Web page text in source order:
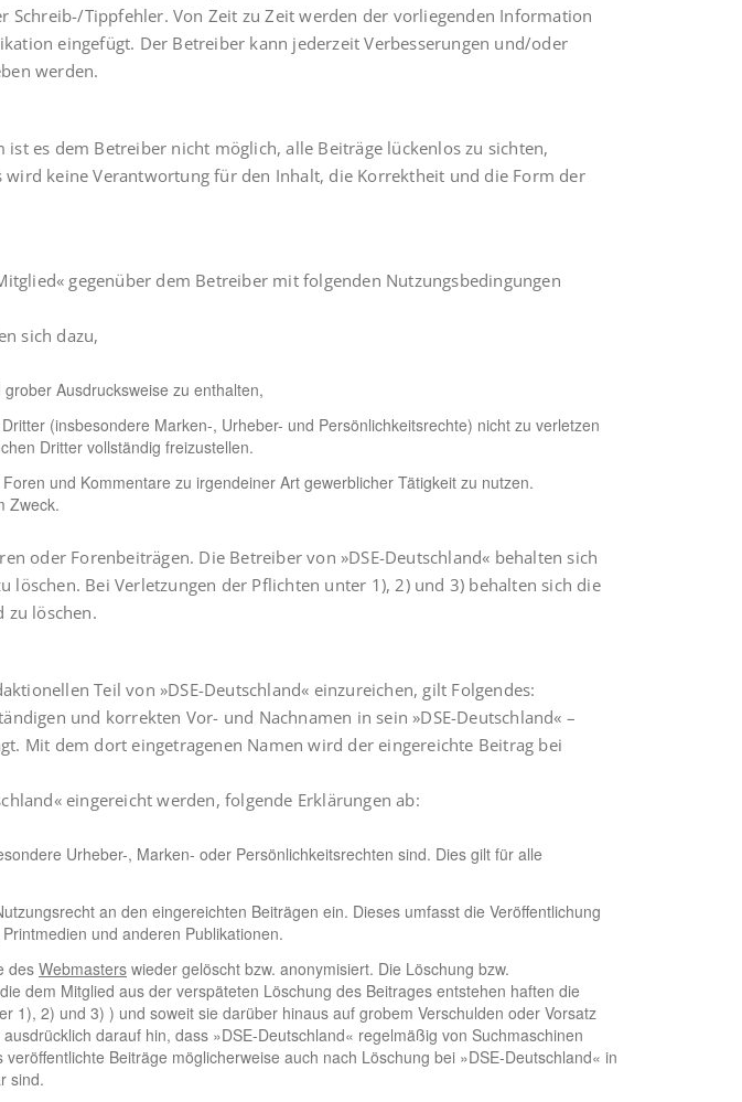
Tippfehler. Von Zeit zu Zeit werden der vorliegenden Information
eingefügt. Der Betreiber kann jederzeit Verbesserungen und/oder
werden.
es dem Betreiber nicht möglich, alle Beiträge lückenlos zu sichten,
keine Verantwortung für den Inhalt, die Korrektheit und die Form der
gegenüber dem Betreiber mit folgenden Nutzungsbedingungen
sich dazu,
Ausdrucksweise zu enthalten,
(insbesondere Marken-, Urheber- und Persönlichkeitsrechte) nicht zu verletzen
Dritter vollständig freizustellen.
und Kommentare zu irgendeiner Art gewerblicher Tätigkeit zu nutzen.
Zweck.
oder Forenbeiträgen. Die Betreiber von »DSE-Deutschland« behalten sich
Bei Verletzungen der Pflichten unter 1), 2) und 3) behalten sich die
zu löschen.
Teil von »DSE-Deutschland« einzureichen, gilt Folgendes:
und korrekten Vor- und Nachnamen in sein »DSE-Deutschland« –
Mit dem dort eingetragenen Namen wird der eingereichte Beitrag bei
eingereicht werden, folgende Erklärungen ab:
Urheber-, Marken- oder Persönlichkeitsrechten sind. Dies gilt für alle
an den eingereichten Beiträgen ein. Dieses umfasst die Veröffentlichung
und anderen Publikationen.
des Webmasters wieder gelöscht bzw. anonymisiert. Die Löschung bzw.
dem Mitglied aus der verspäteten Löschung des Beitrages entstehen haften die
1), 2) und 3) ) und soweit sie darüber hinaus auf grobem Verschulden oder Vorsatz
darauf hin, dass »DSE-Deutschland« regelmäßig von Suchmaschinen
Beiträge möglicherweise auch nach Löschung bei »DSE-Deutschland« in
sind.